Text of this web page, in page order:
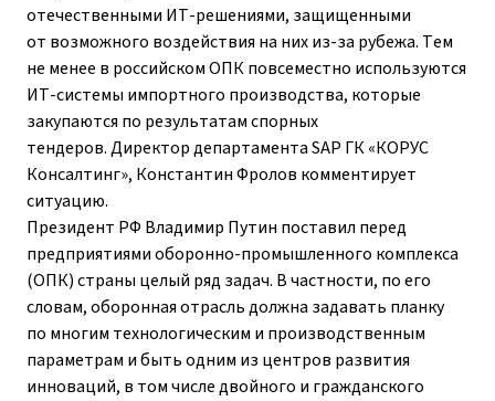
отечественными ИТ-решениями, защищенными
от возможного воздействия на них из-за рубежа. Тем
не менее в российском ОПК повсеместно используются
ИТ-системы импортного производства, которые
закупаются по результатам спорных
тендеров. Директор департамента SAP ГК «КОРУС
Консалтинг», Константин Фролов комментирует
ситуацию.
Президент РФ Владимир Путин поставил перед
предприятиями оборонно-промышленного комплекса
(ОПК) страны целый ряд задач. В частности, по его
словам, оборонная отрасль должна задавать планку
по многим технологическим и производственным
параметрам и быть одним из центров развития
инноваций, в том числе двойного и гражданского